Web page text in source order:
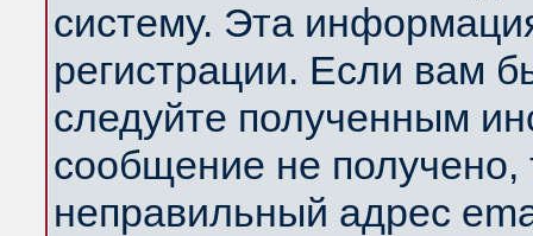
систему. Эта
регистрации. Если вам
следуйте полученным
сообщение не получено,
неправильный адрес